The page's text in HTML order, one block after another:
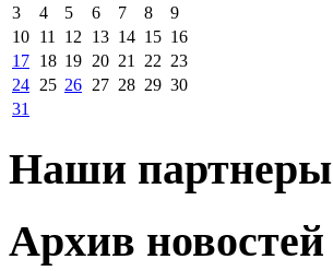
3
4 5 6 7 8
9
10 11 12 13 14 15 16
17 18 19 20 21 22 23
24 25 26 27 28 29 30
31
Наши партнеры
Архив новостей